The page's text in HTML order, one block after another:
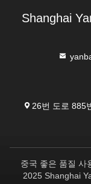
Shanghai
26번 도로 885
중국 좋은 품질 사
2025 Shanghai